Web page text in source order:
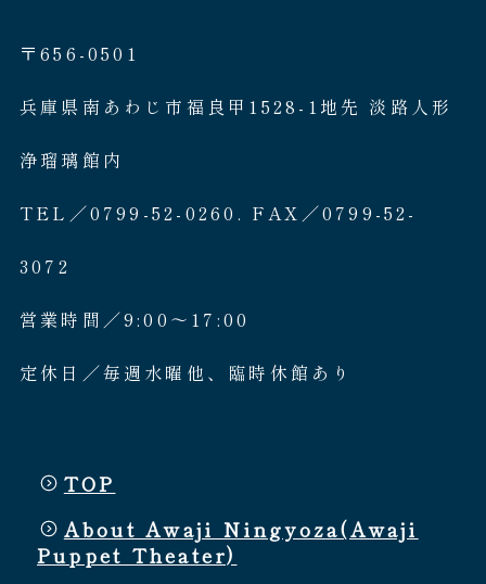
〒656-0501
兵庫県南あわじ市福良甲1528-1地先 淡路人形
浄瑠璃館内
TEL／0799-52-0260. FAX／0799-52-
3072
営業時間／9:00〜17:00
定休日／毎週水曜他、臨時休館あり
TOP
About Awaji Ningyoza(Awaji
Puppet Theater)